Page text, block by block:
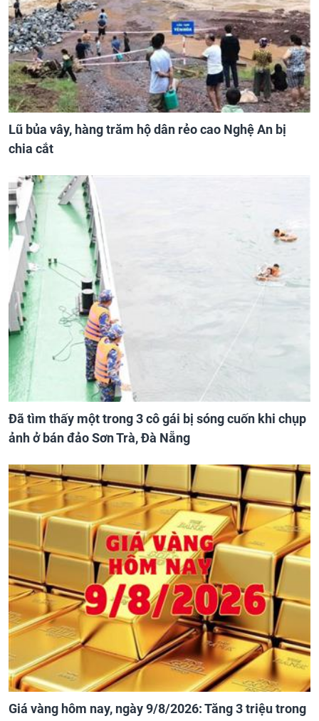
Lũ bủa vây, hàng trăm hộ dân rẻo cao Nghệ An bị
chia cắt
Đã tìm thấy một trong 3 cô gái bị sóng cuốn khi chụp
ảnh ở bán đảo Sơn Trà, Đà Nẵng
Giá vàng hôm nay, ngày 9/8/2026: Tăng 3 triệu trong